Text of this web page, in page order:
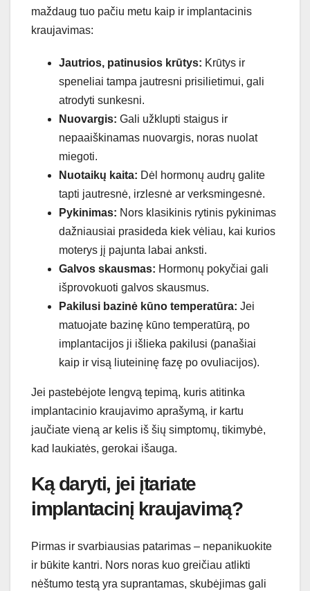
maždaug tuo pačiu metu kaip ir implantacinis
kraujavimas:
Jautrios, patinusios krūtys: Krūtys ir
speneliai tampa jautresni prisilietimui, gali
atrodyti sunkesni.
Nuovargis: Gali užklupti staigus ir
nepaaiškinamas nuovargis, noras nuolat
miegoti.
Nuotaikų kaita: Dėl hormonų audrų galite
tapti jautresnė, irzlesnė ar verksmingesnė.
Pykinimas: Nors klasikinis rytinis pykinimas
dažniausiai prasideda kiek vėliau, kai kurios
moterys jį pajunta labai anksti.
Galvos skausmas: Hormonų pokyčiai gali
išprovokuoti galvos skausmus.
Pakilusi bazinė kūno temperatūra: Jei
matuojate bazinę kūno temperatūrą, po
implantacijos ji išlieka pakilusi (panašiai
kaip ir visą liuteininę fazę po ovuliacijos).
Jei pastebėjote lengvą tepimą, kuris atitinka
implantacinio kraujavimo aprašymą, ir kartu
jaučiate vieną ar kelis iš šių simptomų, tikimybė,
kad laukiatės, gerokai išauga.
Ką daryti, jei įtariate
implantacinį kraujavimą?
Pirmas ir svarbiausias patarimas – nepanikuokite
ir būkite kantri. Nors noras kuo greičiau atlikti
nėštumo testą yra suprantamas, skubėjimas gali